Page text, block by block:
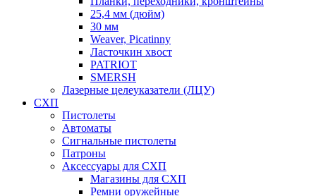
25,4 мм (дюйм)
30 мм
Weaver, Picatinny
Ласточкин хвост
PATRIOT
SMERSH
Лазерные целеуказатели (ЛЦУ)
СХП
Пистолеты
Автоматы
Сигнальные пистолеты
Патроны
Аксессуары для СХП
Магазины для СХП
Ремни оружейные